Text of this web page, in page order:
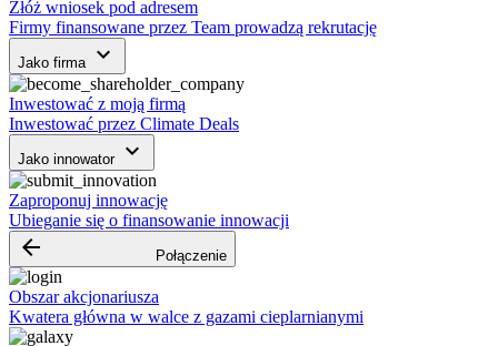
Złóż wniosek pod adresem
Firmy finansowane przez Team prowadzą rekrutację
Jako firma keyboard_arrow_down
Inwestować z moją firmą
Inwestować przez Climate Deals
Jako innowator keyboard_arrow_down
Zaproponuj innowację
Ubieganie się o finansowanie innowacji
arrow_backward Połączenie
Obszar akcjonariusza
Kwatera główna w walce z gazami cieplarnianymi